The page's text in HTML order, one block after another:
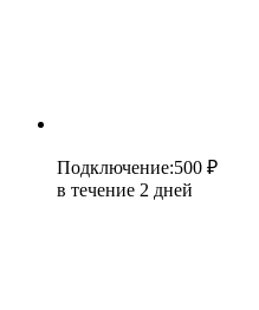
Подключение:500 ₽
в течение 2 дней